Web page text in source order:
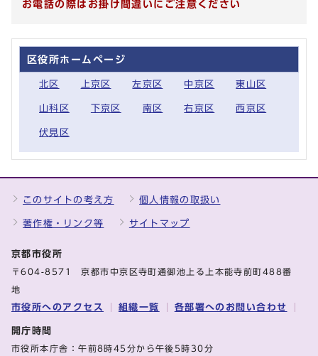
お電話の際はお掛け間違いにご注意ください
区役所ホームページ
北区 上京区 左京区 中京区 東山区
山科区 下京区 南区 右京区 西京区
伏見区
このサイトの考え方 個人情報の取扱い
著作権・リンク等 サイトマップ
京都市役所
〒604-8571 京都市中京区寺町通御池上る上本能寺前町488番
地
市役所へのアクセス 組織一覧 各部署へのお問い合わせ
開庁時間
市役所本庁舎：午前8時45分から午後5時30分